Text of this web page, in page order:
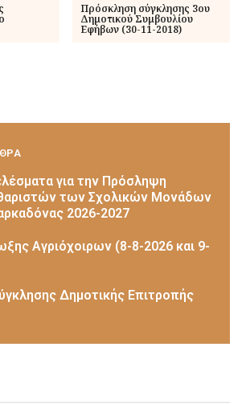
Πρόσκληση σύγκλησης 3ου
Δημοτικού Συμβουλίου
Εφήβων (30-11-2018)
για την Πρόσληψη
των Σχολικών Μονάδων
2026-2027
Αγριόχοιρων (8-8-2026 και 9-
Δημοτικής Επιτροπής